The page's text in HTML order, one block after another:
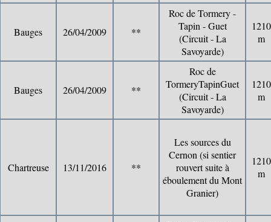
Bauges 26/04/2009 **
Roc de Tormery -
Tapin - Guet
(Circuit - La
Savoyarde)
1210
m
Bauges 26/04/2009 **
Roc de
TormeryTapinGuet
(Circuit - La
Savoyarde)
1210
m
Chartreuse 13/11/2016 **
Les sources du
Cernon (si sentier
rouvert suite à
éboulement du Mont
Granier)
1210
m